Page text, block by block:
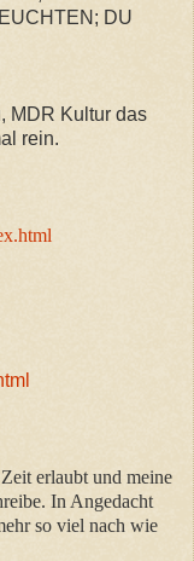
DU
MDR Kultur das
rein.
erlaubt und meine
In Angedacht
so viel nach wie